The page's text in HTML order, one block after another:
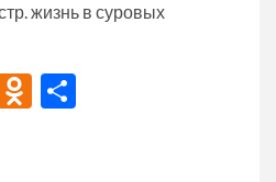
жизнь в суровых
Odnoklassniki